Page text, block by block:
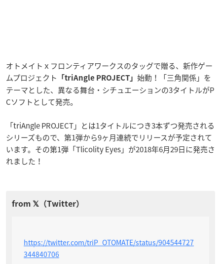
オトメイトｘフロンティアワークスのタッグで贈る、新作ゲー
ムプロジェクト
「triAngle PROJECT」 始動！「三角関係」を
テーマとした、異なる舞台・シチュエーションの3タイトルがP
Cソフトとして発売。
「triAngle PROJECT」とは1タイトルにつき3本ずつ発売される
シリーズもので、第1弾から9ヶ月連続でリリースが予定されて
います。その第1弾「Tlicolity Eyes」が2018年6月29日に発売さ
れました！
https://twitter.com/triP_OTOMATE/status/904544727
344840706